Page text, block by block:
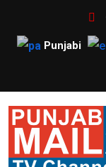
Punjabi